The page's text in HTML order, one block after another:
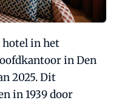
hotel in het
in Den
2025. Dit
in 1939 door